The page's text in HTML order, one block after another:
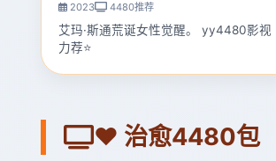
2023 4480推荐
艾玛·斯通荒诞女性觉醒。 yy4480影视
力荐⭐
❤️ 治愈4480包